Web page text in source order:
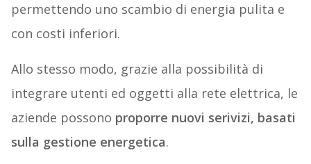
permettendo uno scambio di energia pulita e
con costi inferiori.
Allo stesso modo, grazie alla possibilità di
integrare utenti ed oggetti alla rete elettrica, le
aziende possono proporre nuovi serivizi, basati
sulla gestione energetica.